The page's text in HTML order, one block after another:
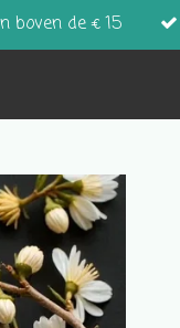
boven de € 15